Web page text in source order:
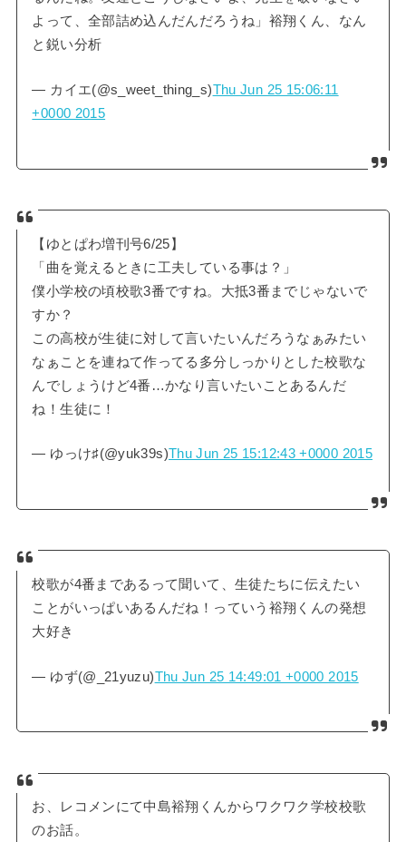
よって、全部詰め込んだんだろうね」裕翔くん、なん
と鋭い分析
— カイエ(@s_weet_thing_s)Thu Jun 25 15:06:11
+0000 2015
【ゆとぱわ増刊号6/25】
「曲を覚えるときに工夫している事は？」
僕小学校の頃校歌3番ですね。大抵3番までじゃないで
すか？
この高校が生徒に対して言いたいんだろうなぁみたい
なぁことを連ねて作ってる多分しっかりとした校歌な
んでしょうけど4番…かなり言いたいことあるんだ
ね！生徒に！
— ゆっけ♯(@yuk39s)Thu Jun 25 15:12:43 +0000 2015
校歌が4番まであるって聞いて、生徒たちに伝えたい
ことがいっぱいあるんだね！っていう裕翔くんの発想
大好き
— ゆず(@_21yuzu)Thu Jun 25 14:49:01 +0000 2015
お、レコメンにて中島裕翔くんからワクワク学校校歌
のお話。